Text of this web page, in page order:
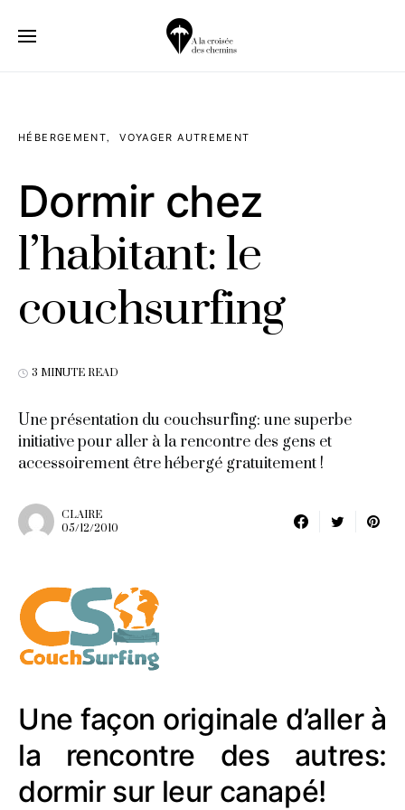
HÉBERGEMENT VOYAGER AUTREMENT
Dormir chez
l’habitant: le
couchsurfing
3 MINUTE READ
Une présentation du couchsurfing: une superbe
initiative pour aller à la rencontre des gens et
accessoirement être hébergé gratuitement !
CLAIRE
05/12/2010
Une façon originale d’aller à
la rencontre des autres:
dormir sur leur canapé!